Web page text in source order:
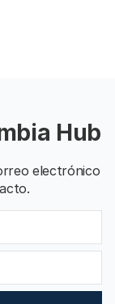
Hub
electrónico